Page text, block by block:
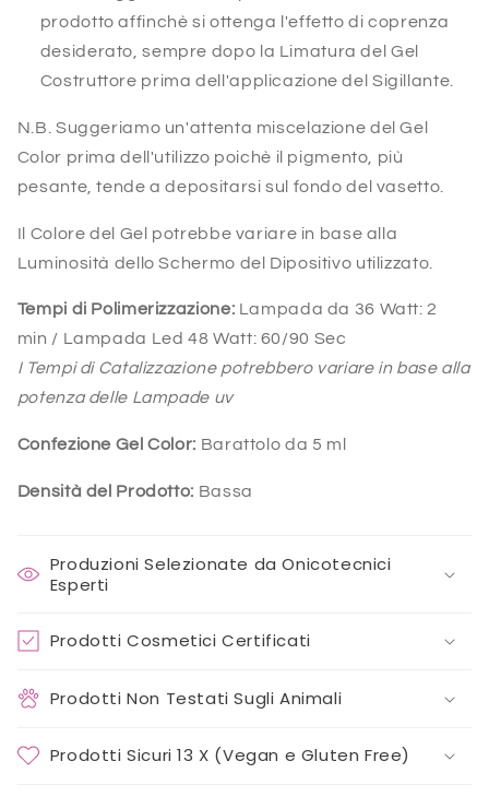
prodotto affinchè si ottenga l'effetto di coprenza
desiderato, sempre dopo la Limatura del Gel
Costruttore prima dell'applicazione del Sigillante.
N.B. Suggeriamo un'attenta miscelazione del Gel
Color prima dell'utilizzo poichè il pigmento, più
pesante, tende a depositarsi sul fondo del vasetto.
Il Colore del Gel potrebbe variare in base alla
Luminosità dello Schermo del Dipositivo utilizzato.
Tempi di Polimerizzazione: Lampada da 36 Watt:2
min / Lampada Led 48 Watt: 60/90 Sec
I Tempi di Catalizzazione potrebbero variare in base alla
potenza delle Lampade uv
Confezione Gel Color: Barattolo da 5 ml
Densità del Prodotto: Bassa
Produzioni Selezionate da Onicotecnici
Esperti
Prodotti Cosmetici Certificati
Prodotti Non Testati Sugli Animali
Prodotti Sicuri 13 X (Vegan e Gluten Free)